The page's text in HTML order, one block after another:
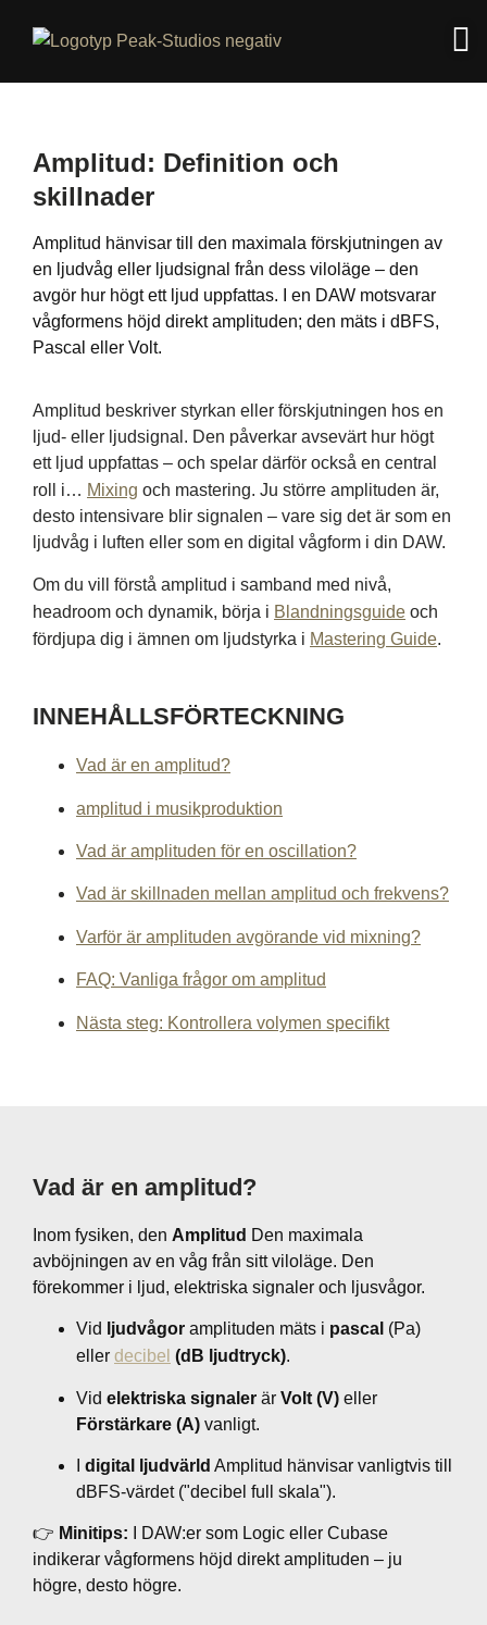
Amplitud: Definition och
skillnader
Amplitud hänvisar till den maximala förskjutningen av
en ljudvåg eller ljudsignal från dess viloläge – den
avgör hur högt ett ljud uppfattas. I en DAW motsvarar
vågformens höjd direkt amplituden; den mäts i dBFS,
Pascal eller Volt.
Amplitud beskriver styrkan eller förskjutningen hos en
ljud- eller ljudsignal. Den påverkar avsevärt hur högt
ett ljud uppfattas – och spelar därför också en central
roll i… Mixing och mastering. Ju större amplituden är,
desto intensivare blir signalen – vare sig det är som en
ljudvåg i luften eller som en digital vågform i din DAW.
Om du vill förstå amplitud i samband med nivå,
headroom och dynamik, börja i Blandningsguide och
fördjupa dig i ämnen om ljudstyrka i Mastering Guide.
INNEHÅLLSFÖRTECKNING
Vad är en amplitud?
amplitud i musikproduktion
Vad är amplituden för en oscillation?
Vad är skillnaden mellan amplitud och frekvens?
Varför är amplituden avgörande vid mixning?
FAQ: Vanliga frågor om amplitud
Nästa steg: Kontrollera volymen specifikt
Vad är en amplitud?
Inom fysiken, den Amplitud Den maximala
avböjningen av en våg från sitt viloläge. Den
förekommer i ljud, elektriska signaler och ljusvågor.
Vid ljudvågor amplituden mäts i pascal (Pa)
eller decibel (dB ljudtryck).
Vid elektriska signaler är Volt (V) eller
Förstärkare (A) vanligt.
digital ljudvärld Amplitud hänvisar vanligtvis till
dBFS-värdet ("decibel full skala").
👉 Minitips: I DAW:er som Logic eller Cubase
indikerar vågformens höjd direkt amplituden – ju
högre, desto högre.